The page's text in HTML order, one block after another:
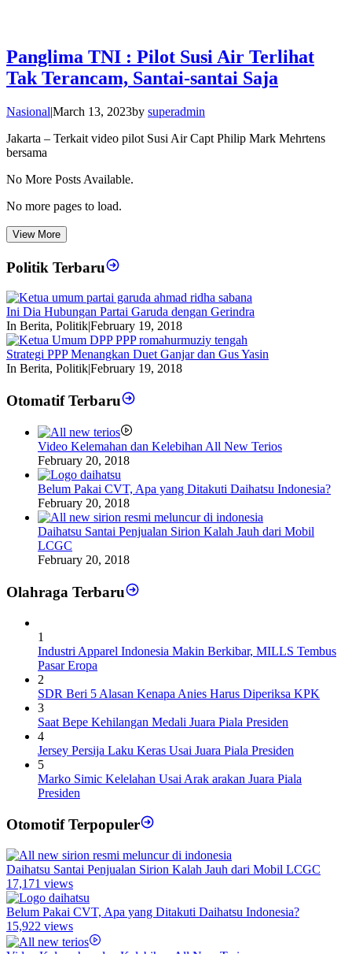
Panglima TNI : Pilot Susi Air Terlihat
Tak Terancam, Santai-santai Saja
Nasional|March 13, 2023by superadmin
Jakarta – Terkait video pilot Susi Air Capt Philip Mark Mehrtens
bersama
No More Posts Available.
No more pages to load.
View More
Politik Terbaru
Ini Dia Hubungan Partai Garuda dengan Gerindra
In Berita, Politik|February 19, 2018
Strategi PPP Menangkan Duet Ganjar dan Gus Yasin
In Berita, Politik|February 19, 2018
Otomatif Terbaru
Video Kelemahan dan Kelebihan All New Terios
February 20, 2018
Belum Pakai CVT, Apa yang Ditakuti Daihatsu Indonesia?
February 20, 2018
Daihatsu Santai Penjualan Sirion Kalah Jauh dari Mobil
LCGC
February 20, 2018
Olahraga Terbaru
1
Industri Apparel Indonesia Makin Berkibar, MILLS Tembus
Pasar Eropa
2
SDR Beri 5 Alasan Kenapa Anies Harus Diperiksa KPK
3
Saat Bepe Kehilangan Medali Juara Piala Presiden
4
Jersey Persija Laku Keras Usai Juara Piala Presiden
5
Marko Simic Kelelahan Usai Arak arakan Juara Piala
Presiden
Otomotif Terpopuler
Daihatsu Santai Penjualan Sirion Kalah Jauh dari Mobil LCGC
17,171 views
Belum Pakai CVT, Apa yang Ditakuti Daihatsu Indonesia?
15,922 views